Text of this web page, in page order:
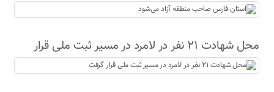
محل شهادت ۲۱ نفر در لامرد در مسیر ثبت ملی قرار
گرفت